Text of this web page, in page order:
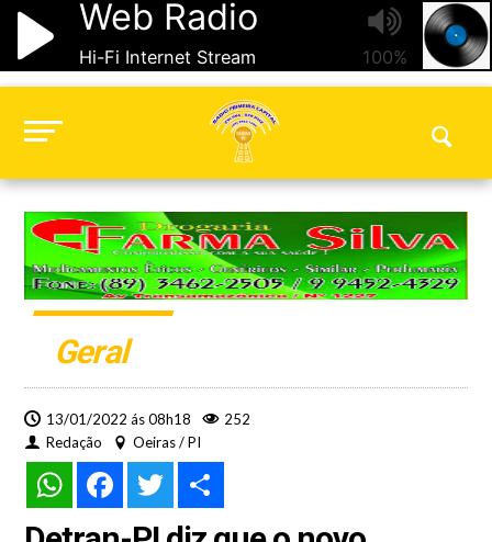
Geral
13/01/2022 ás 08h18
252
Redação
Oeiras / PI
WhatsAppFacebookTwitter